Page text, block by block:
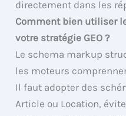
directement dans les
Comment bien utiliser
votre stratégie GEO ?
Le schema markup
les moteurs
Il faut adopter des
Article ou Location,